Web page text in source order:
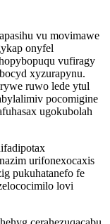
vu movimawe
onyfel
vufiragy
xyzurapynu.
ruwo lede ytul
pocomigine
ugokubolah
urifonexocaxis
pukuhatanefo fe
lovi